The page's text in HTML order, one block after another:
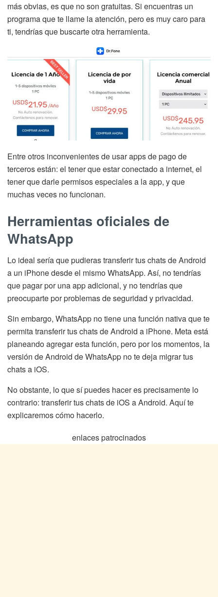
más obvias, es que no son gratuitas. Si encuentras un
programa que te llame la atención, pero es muy caro para
ti, tendrías que buscarte otra herramienta.
Entre otros inconvenientes de usar apps de pago de
terceros están: el tener que estar conectado a internet, el
tener que darle permisos especiales a la app, y que
muchas veces no funcionan.
Herramientas oficiales de
WhatsApp
Lo ideal sería que pudieras transferir tus chats de Android
a un iPhone desde el mismo WhatsApp. Así, no tendrías
que pagar por una app adicional, y no tendrías que
preocuparte por problemas de seguridad y privacidad.
Sin embargo, WhatsApp no tiene una función nativa que te
permita transferir tus chats de Android a iPhone. Meta está
planeando agregar esta función, pero por los momentos, la
versión de Android de WhatsApp no te deja migrar tus
chats a iOS.
No obstante, lo que sí puedes hacer es precisamente lo
contrario: transferir tus chats de iOS a Android. Aquí te
explicaremos cómo hacerlo.
enlaces patrocinados